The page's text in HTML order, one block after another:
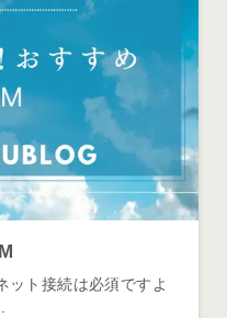
ット接続は必須ですよ